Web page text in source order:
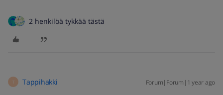
2 henkilöä tykkää tästä
T Tappihakki Forum|Forum|1 year ago